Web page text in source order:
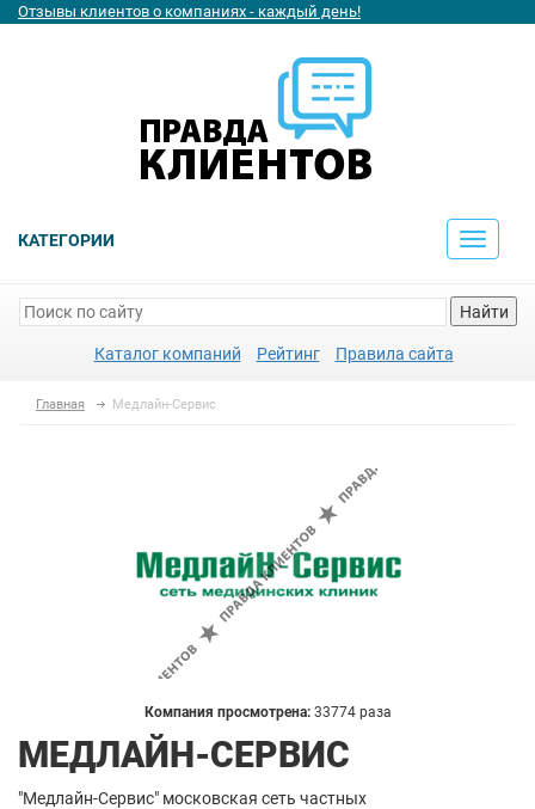
Отзывы клиентов о компаниях - каждый день!
КАТЕГОРИИ
Toggle
Найти
Каталог компаний Рейтинг Правила сайта
Главная Медлайн-Сервис
Компания просмотрена: 33774 раза
МЕДЛАЙН-СЕРВИС
"Медлайн-Сервис" московская сеть частных